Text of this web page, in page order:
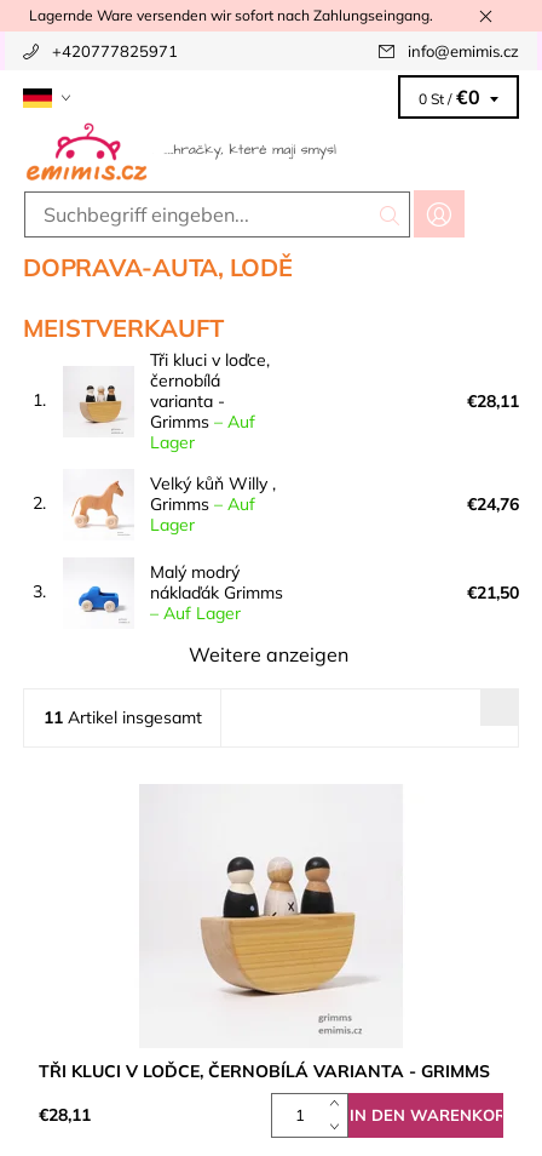
Lagernde Ware versenden wir sofort nach Zahlungseingang.
+420777825971 info@emimis.cz
0 St / €0
DOPRAVA-AUTA, LODĚ
MEISTVERKAUFT
1.
Tři kluci v loďce,
černobílá
varianta -
Grimms – Auf
Lager
€28,11
2.
Velký kůň Willy ,
Grimms – Auf
Lager
€24,76
3.
Malý modrý
náklaďák Grimms
– Auf Lager
€21,50
Weitere anzeigen
11 Artikel insgesamt
TŘI KLUCI V LOĎCE, ČERNOBÍLÁ VARIANTA - GRIMMS
€28,11